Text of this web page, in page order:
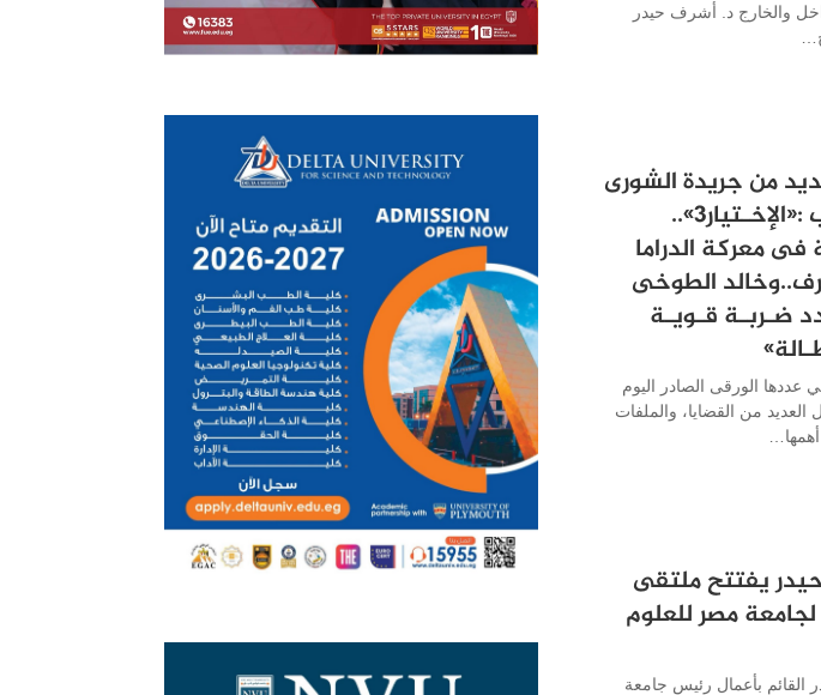
والخارج د. أشرف حيدر
من جريدة الشورى
..محمد فودة يكتب :«الإخـتيار۳»..
فى معركة الدراما
الطوخى
ضـربـة قـويـة
الورقى الصادر اليوم
4-2022 تفاصيل العديد من القضايا، والملفات
يفتتح ملتقى
مصر للعلوم
القائم بأعمال رئيس جامعة